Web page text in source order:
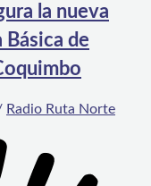
la nueva
de
Radio Ruta Norte